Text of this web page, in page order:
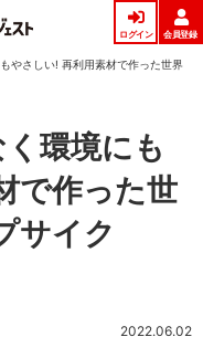
ログイン 会員登録
やさしい! 再利用素材で作った世界
環境にも
で作った世
サイク
2022.06.02